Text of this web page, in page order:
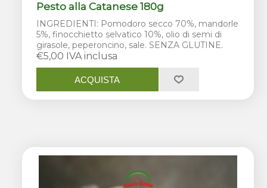
Pesto alla Catanese 180g
INGREDIENTI: Pomodoro secco 70%, mandorle
5%, finocchietto selvatico 10%, olio di semi di
girasole, peperoncino, sale. SENZA GLUTINE.
€5,00 IVA inclusa
ACQUISTA